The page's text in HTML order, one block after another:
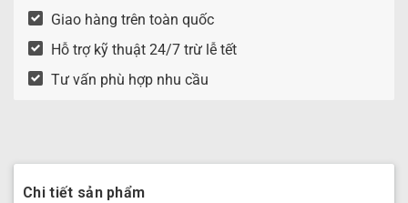
Giao hàng trên toàn quốc
Hỗ trợ kỹ thuật 24/7 trừ lễ tết
Tư vấn phù hợp nhu cầu
Chi tiết sản phẩm